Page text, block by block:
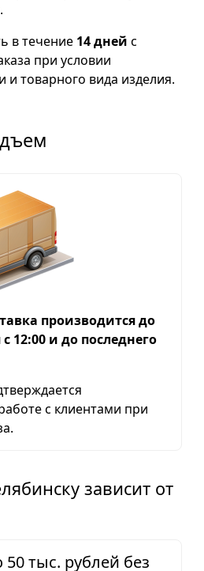
в течение 14 дней с
при условии
и товарного вида изделия.
производится до
12:00 и до последнего
с клиентами при
зависит от
50 тыс. рублей без